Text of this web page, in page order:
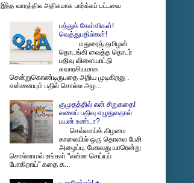
இந்த வாரத்தில அதிகமாக பார்க்கப் பட்டவை
பத்துக் கேள்விகள்!
வெத்துபதில்கள்!
மதுரைத் தமிழன்
தொடங்கி வைத்த தொடர்
பதிவு விளையாட்டு
சுவாரசியமாக
சென்றுகொண்டிருபதை அறிய முடிகிறது .
என்னையும் பதில் சொல்ல அழ...
குமுதத்தில் என் சிறுகதை!
வலைப் பதிவு எழுதுவதால்
பயன் உண்டா?
செவ்வாய்க் கிழமை
காலையில் ஒரு தொலை பேசி
அழைப்பு. பேசுவது யாரென்று
சொல்லாமல் உங்கள் "என்ன செய்யப்
போகிறாய்" கதை க...